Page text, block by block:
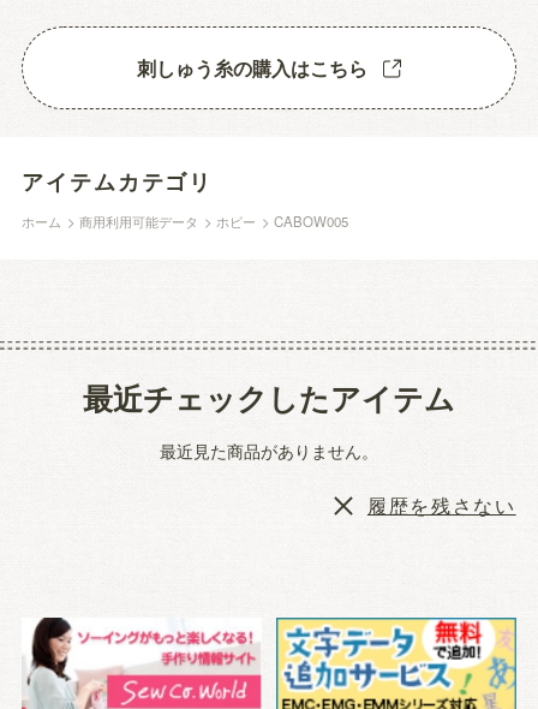
刺しゅう糸の購入はこちら
アイテムカテゴリ
ホーム >商用利用可能データ > ホビー >CABOW005
最近チェックしたアイテム
最近見た商品がありません。
履歴を残さない